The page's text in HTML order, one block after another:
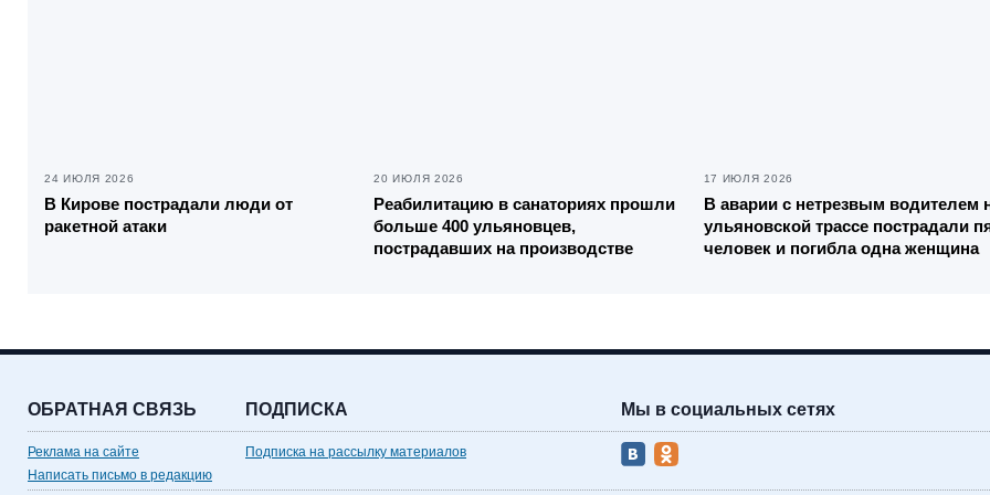
24 ИЮЛЯ 2026
В Кирове пострадали люди от
ракетной атаки
20 ИЮЛЯ 2026
Реабилитацию в санаториях прошли
больше 400 ульяновцев,
пострадавших на производстве
17 ИЮЛЯ 2026
В аварии с нетрезвым водителем
ульяновской трассе пострадали
человек и погибла одна женщина
ОБРАТНАЯ СВЯЗЬ
Реклама на сайте
Написать письмо в редакцию
ПОДПИСКА
Подписка на рассылку материалов
Мы в социальных сетях